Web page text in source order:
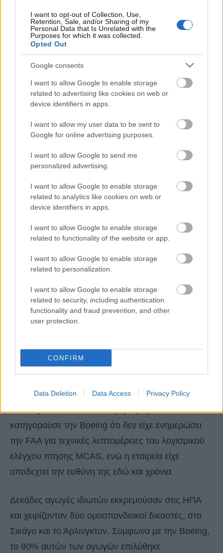
I want to opt-out of Collection, Use,
Retention, Sale, and/or Sharing of my
Personal Data that Is Unrelated with the
Purposes for which it was collected.
Opted Out
Google consents
I want to allow Google to enable storage
related to advertising like cookies on web or
device identifiers in apps.
I want to allow my user data to be sent to
Google for online advertising purposes.
I want to allow Google to send me
personalized advertising.
I want to allow Google to enable storage
related to analytics like cookies on web or
device identifiers in apps.
I want to allow Google to enable storage
related to functionality of the website or app.
I want to allow Google to enable storage
related to personalization.
I want to allow Google to enable storage
related to security, including authentication
functionality and fraud prevention, and other
user protection.
CONFIRM
Data Deletion Data Access Privacy Policy
αεροπορίας (FAA).
Παράλληλα, η εταιρεία θα αποδεσμεύσει 1,1
δισεκατομμύρια δολάρια, εκ των οποίων 444,5
εκατομμύρια θα διατεθούν για την αποζημίωση των
συγγενών των θυμάτων. Θα καταβάλει πρόστιμο
ύψους 244 εκατομμυρίων και θα επενδύσει 455
εκατομμύρια στην ενίσχυση των εσωτερικών
συμμόρφωσης με τους κανονισμούς.
τον Οκτώβριο του 2018 και της Ethiopian Airlines
τον Μάρτιο του 2019. Η κυβέρνηση των ΗΠΑ
κατηγορούσε την Boeing ότι δεν είχε ενημερώσει
την FAA για τεχνικές λεπτομέρειες του λογισμικού
ελέγχου πτήσης MCAS, ενώ η εταιρεία είχε
αποδεχτεί την ευθύνη της εδώ και χρόνια.
Δεκάδες αγωγές ιδιωτών εκκρεμούσαν στις ΗΠΑ
και χειρίζονταν δύο ομοσπονδιακοί δικαστές, στο
Σικάγο και το Άρλινγκτον. Σύμφωνα με την Boeing,
το 90% αυτών των αγωγών επιλύθηκε